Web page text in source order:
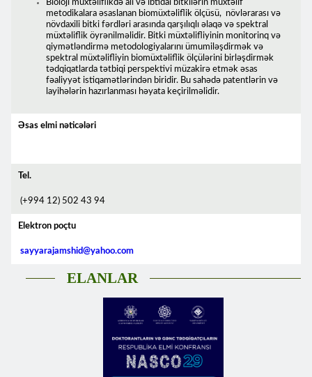
Bioloji müxtəliflikdə ali və ibtidai bitkilərin müxtəlif
metodikalara əsaslanan biomüxtəliflik ölçüsü, növlərarası və
növdaxili bitki fərdləri arasında qarşılıqlı əlaqə və spektral
müxtəliflik öyrənilməlidir. Bitki müxtəlifliyinin monitorinq və
qiymətləndirmə metodologiyalarını ümumiləşdirmək və
spektral müxtəlifliyin biomüxtəliflik ölçülərini birləşdirmək
tədqiqatlarda tətbiqi perspektivi müzakirə etmək əsas
fəaliyyət istiqamətlərindən biridir. Bu sahədə patentlərin və
layihələrin hazırlanması həyata keçirilməlidir.
Əsas elmi nəticələri
Tel.
(+994 12) 502 43 94
Elektron poçtu
sayyarajamshid@yahoo.com
ELANLAR